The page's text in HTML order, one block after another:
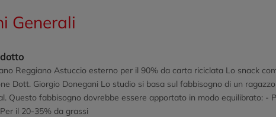
Generali
Reggiano Astuccio esterno per il 90% da carta riciclata Lo snack
Dott. Giorgio Donegani Lo studio si basa sul fabbisogno di un
Questo fabbisogno dovrebbe essere apportato in modo equilibrato: -
il 20-35% da grassi